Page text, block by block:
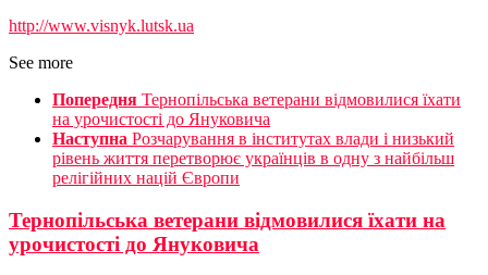
http://www.visnyk.lutsk.ua
See more
Попередня Тернопільська ветерани відмовилися їхати
на урочистості до Януковича
Наступна Розчарування в інститутах влади і низький
рівень життя перетворює українців в одну з найбільш
релігійних націй Європи
Тернопільська ветерани відмовилися їхати на
урочистості до Януковича